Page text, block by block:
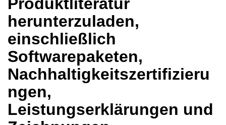
herunterzuladen,
einschließlich
Softwarepaketen,
Nachhaltigkeitszertifizieru
ngen,
Leistungserklärungen und